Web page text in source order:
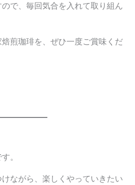
で、毎回気合を入れて取り組ん
煎珈琲を、ぜひ一度ご賞味くだ
。
ながら、楽しくやっていきたい